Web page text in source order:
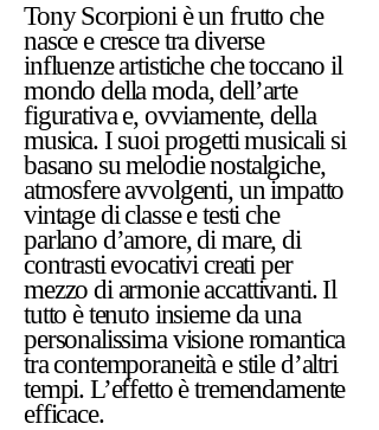
Tony Scorpioni è un frutto che
nasce e cresce tra diverse
influenze artistiche che toccano il
mondo della moda, dell’arte
figurativa e, ovviamente, della
musica. I suoi progetti musicali si
basano su melodie nostalgiche,
atmosfere avvolgenti, un impatto
vintage di classe e testi che
parlano d’amore, di mare, di
contrasti evocativi creati per
mezzo di armonie accattivanti. Il
tutto è tenuto insieme da una
personalissima visione romantica
tra contemporaneità e stile d’altri
tempi. L’effetto è tremendamente
efficace.